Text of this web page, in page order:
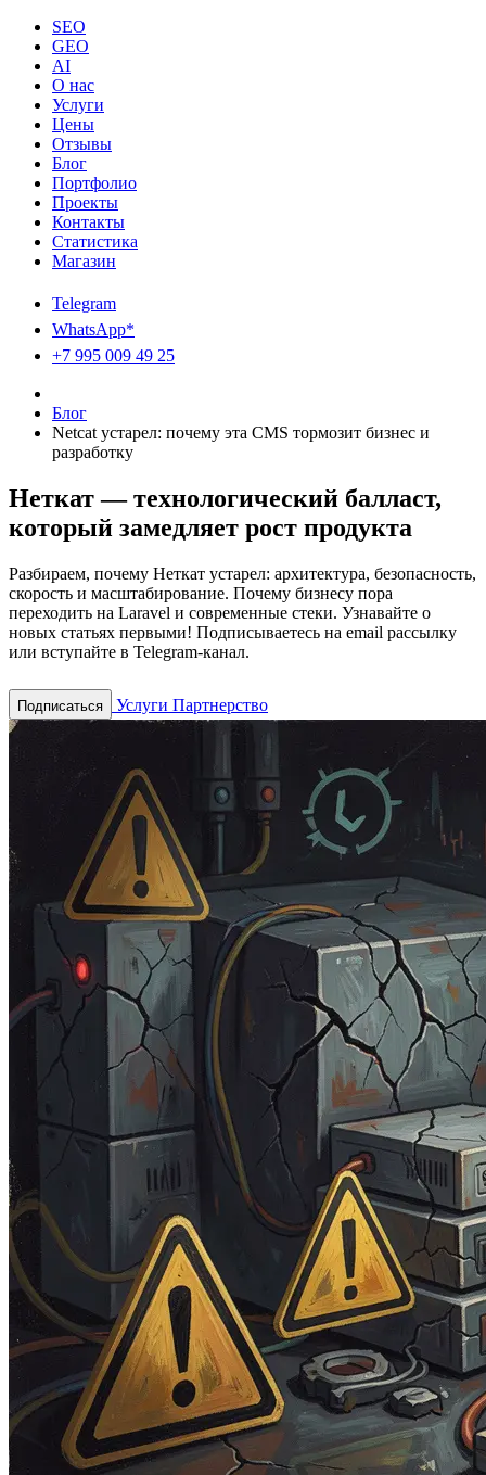
SEO
GEO
AI
О нас
Услуги
Цены
Отзывы
Блог
Портфолио
Проекты
Контакты
Статистика
Магазин
Telegram
WhatsApp*
+7 995 009 49 25
Блог
Netcat устарел: почему эта CMS тормозит бизнес и
разработку
Неткат — технологический балласт,
который замедляет рост продукта
Разбираем, почему Неткат устарел: архитектура, безопасность,
скорость и масштабирование. Почему бизнесу пора
переходить на Laravel и современные стеки. Узнавайте о
новых статьях первыми! Подписываетесь на email рассылку
или вступайте в Telegram-канал.
Подписаться Услуги Партнерство